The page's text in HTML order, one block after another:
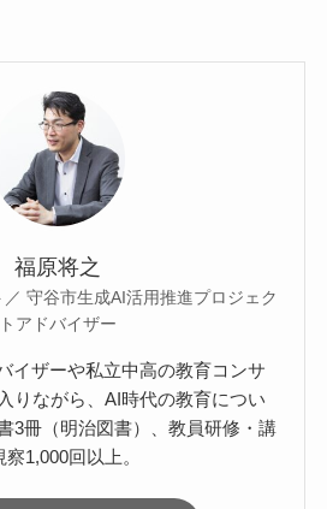
福原将之
守谷市生成AI活用推進プロジェク
トアドバイザー
イザーや私立中高の教育コンサ
りながら、AI時代の教育につい
3冊（明治図書）、教員研修・講
1,000回以上。